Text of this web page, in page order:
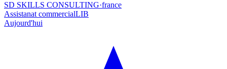
SD SKILLS CONSULTING·france
Assistanat commercialLIB
Aujourd'hui